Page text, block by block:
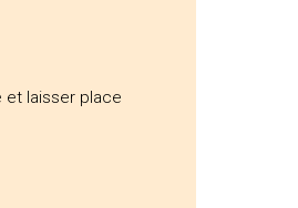
et laisser place